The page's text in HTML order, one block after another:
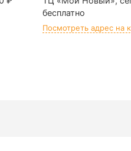
бесплатно
Посмотреть адрес на